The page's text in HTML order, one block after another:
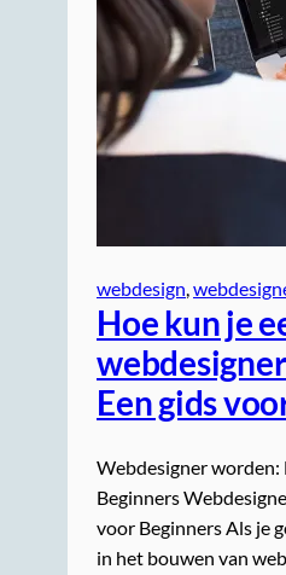
webdesign,
Hoe kun je
Een gids
Webdesigner worden:
Beginners
voor Beginners Als je
in het bouwen van